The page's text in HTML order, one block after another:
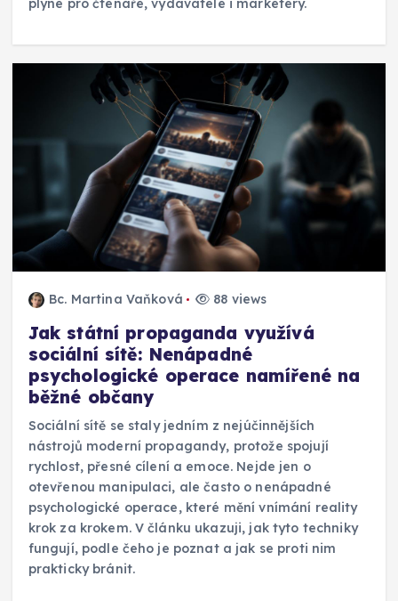
plyne pro čtenáře, vydavatele i marketéry.
Bc. Martina Vaňková 88 views
Jak státní propaganda využívá
sociální sítě: Nenápadné
psychologické operace namířené na
běžné občany
Sociální sítě se staly jedním z nejúčinnějších
nástrojů moderní propagandy, protože spojují
rychlost, přesné cílení a emoce. Nejde jen o
otevřenou manipulaci, ale často o nenápadné
psychologické operace, které mění vnímání reality
krok za krokem. V článku ukazuji, jak tyto techniky
fungují, podle čeho je poznat a jak se proti nim
prakticky bránit.